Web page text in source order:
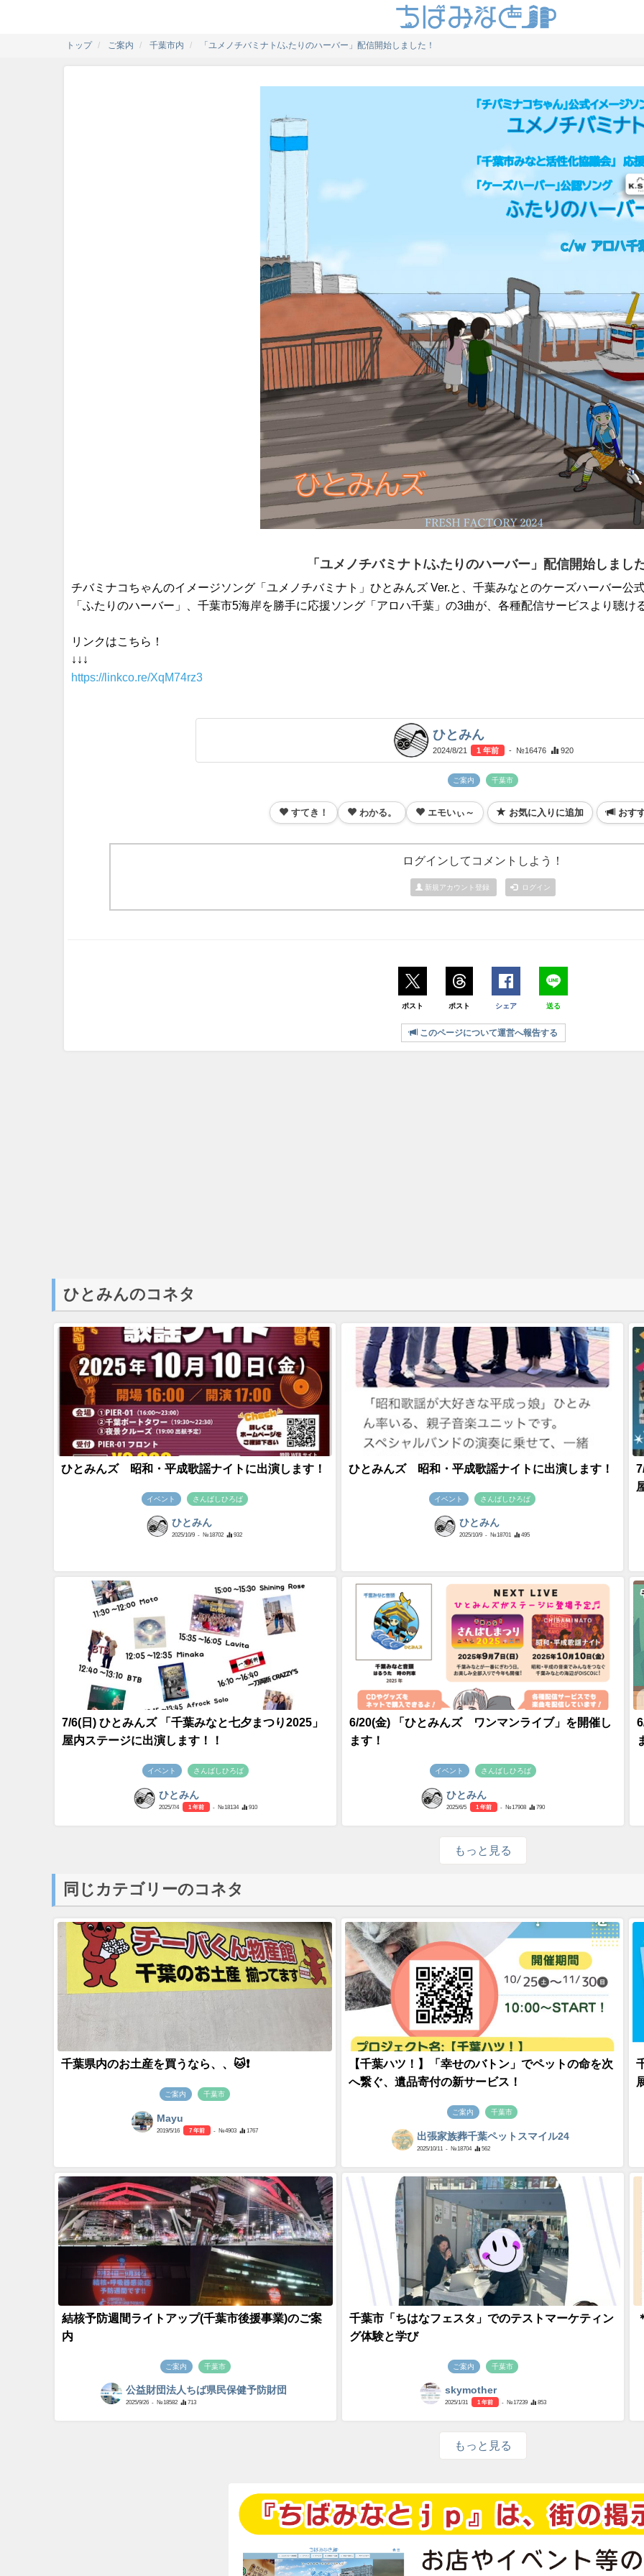
トップ ご案内 千葉市内 「ユメノチバミナト/ふたりのハーバー」配信開始しました！
「ユメノチバミナト/ふたりのハーバー」配信開始しまし
チバミナコちゃんのイメージソング「ユメノチバミナト」ひとみんズ Ver.と、千葉みなとのケーズハーバー公
「ふたりのハーバー」、千葉市5海岸を勝手に応援ソング「アロハ千葉」の3曲が、各種配信サービスより聴
リンクはこちら！
↓↓↓
https://linkco.re/XqM74rz3
ひとみん
2024/8/21 1 年前 - №16476 920
ご案内 千葉市
すてき！ わかる。 エモいぃ～ お気に入りに追加 おす
ログインしてコメントしよう！
新規アカウント登録 ログイン
ポスト ポスト シェア 送る
このページについて運営へ報告する
ひとみんのコネタ
ひとみんズ 昭和・平成歌謡ナイトに出演します！
イベント さんばしひろば
ひとみん
2025/10/9 - №18702 932
ひとみんズ 昭和・平成歌謡ナイトに出演します！
イベント さんばしひろば
ひとみん
2025/10/9 - №18701 495
7/6(日) ひとみんズ 「千葉みなと七夕まつり2025」
屋内ステージに出演します！！
イベント さんばしひろば
ひとみん
2025/7/4 1 年前 - №18134 910
6/20(金) 「ひとみんズ ワンマンライブ」を開催し
ます！
イベント さんばしひろば
ひとみん
2025/6/5 1 年前 - №17908 790
もっと見る
同じカテゴリーのコネタ
千葉県内のお土産を買うなら、、🐱❗️
ご案内 千葉市
Mayu
2019/5/16 7 年前 - №4903 1767
【千葉ハツ！】「幸せのバトン」でペットの命を次
へ繋ぐ、遺品寄付の新サービス！
ご案内 千葉市
出張家族葬千葉ペットスマイル24
2025/10/11 - №18704 562
結核予防週間ライトアップ(千葉市後援事業)のご案
内
ご案内 千葉市
公益財団法人ちば県民保健予防財団
2025/9/26 - №18582 713
千葉市「ちはなフェスタ」でのテストマーケティン
グ体験と学び
ご案内 千葉市
skymother
2025/1/31 1 年前 - №17239 853
もっと見る